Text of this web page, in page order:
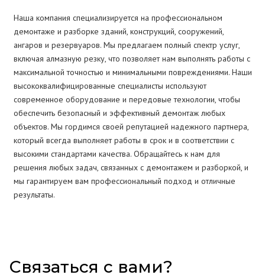
Наша компания специализируется на профессиональном
демонтаже и разборке зданий, конструкций, сооружений,
ангаров и резервуаров. Мы предлагаем полный спектр услуг,
включая алмазную резку, что позволяет нам выполнять работы с
максимальной точностью и минимальными повреждениями. Наши
высококвалифицированные специалисты используют
современное оборудование и передовые технологии, чтобы
обеспечить безопасный и эффективный демонтаж любых
объектов. Мы гордимся своей репутацией надежного партнера,
который всегда выполняет работы в срок и в соответствии с
высокими стандартами качества. Обращайтесь к нам для
решения любых задач, связанных с демонтажем и разборкой, и
мы гарантируем вам профессиональный подход и отличные
результаты.
Связаться с вами?